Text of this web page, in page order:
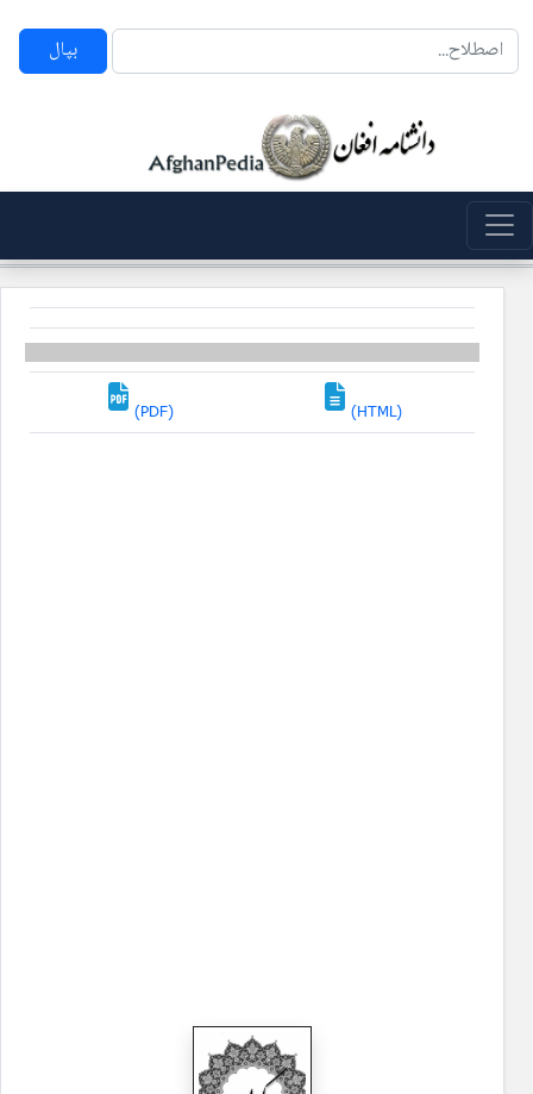
بپال
(PDF) (HTML)